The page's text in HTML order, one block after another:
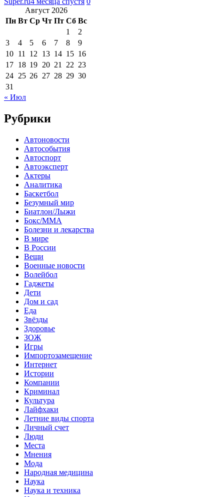
Август 2026
Пн Вт Ср Чт Пт Сб Вс
1
2
3
4 5 6 7 8
9
10 11 12 13 14 15 16
17 18 19 20 21 22 23
24 25 26 27 28 29 30
31
« Июл
Рубрики
Автоновости
Автособытия
Автоспорт
Автоэксперт
Актеры
Аналитика
Баскетбол
Безумный мир
Биатлон/Лыжи
Бокс/MMA
Болезни и лекарства
В мире
В России
Вещи
Военные новости
Волейбол
Гаджеты
Дети
Дом и сад
Еда
Звёзды
Здоровье
ЗОЖ
Игры
Импортозамещение
Интернет
Истории
Компании
Криминал
Культура
Лайфхаки
Летние виды спорта
Личный счет
Люди
Места
Мнения
Мода
Народная медицина
Наука
Наука и техника